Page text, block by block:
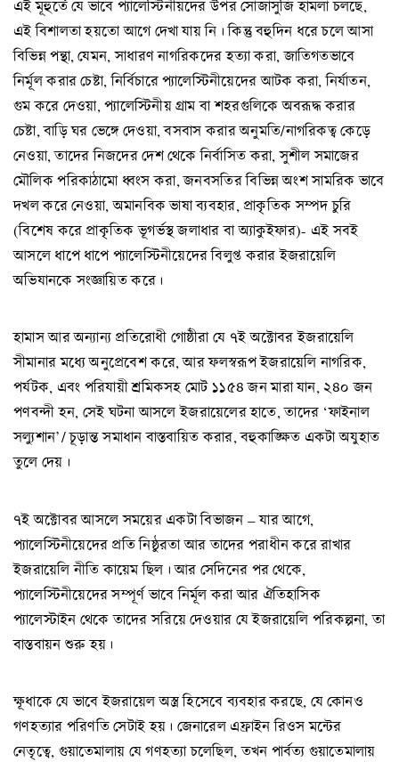
এই মূহুর্তে যে ভাবে প্যালেস্টিনীয়দের উপর সোজাসুজি হামলা চলছে,
এই বিশালতা হয়তো আগে দেখা যায় নি। কিন্তু বহুদিন ধরে চলে আসা
বিভিন্ন পন্থা, যেমন, সাধারণ নাগরিকদের হত্যা করা, জাতিগতভাবে
নির্মূল করার চেষ্টা, নির্বিচারে প্যালেস্টিনীয়েদের আটক করা, নির্যাতন,
গুম করে দেওয়া, প্যালেস্টিনীয় গ্রাম বা শহরগুলিকে অবরূদ্ধ করার
চেষ্টা, বাড়ি ঘর ভেঙ্গে দেওয়া, বসবাস করার অনুমতি/নাগরিকত্ব কেড়ে
নেওয়া, তাদের নিজদের দেশ থেকে নির্বাসিত করা, সুশীল সমাজের
মৌলিক পরিকাঠামো ধ্বংস করা, জনবসতির বিভিন্ন অংশ সামরিক ভাবে
দখল করে নেওয়া, অমানবিক ভাষা ব্যবহার, প্রাকৃতিক সম্পদ চুরি
(বিশেষ করে প্রাকৃতিক ভূগর্ভস্থ জলাধার বা অ্যাকুইফার)- এই সবই
আসলে ধাপে ধাপে প্যালেস্টিনীয়েদের বিলুপ্ত করার ইজরায়েলি
অভিযানকে সংজ্ঞায়িত করে।
হামাস আর অন্যান্য প্রতিরোধী গোষ্ঠীরা যে ৭ই অক্টোবর ইজরায়েলি
সীমানার মধ্যে অনুপ্রেবেশ করে, আর ফলস্বরূপ ইজরায়েলি নাগরিক,
পর্যটক, এবং পরিযায়ী শ্রমিকসহ মোট ১১৫৪ জন মারা যান, ২৪০ জন
পণবন্দী হন, সেই ঘটনা আসলে ইজরায়েলের হাতে, তাদের ‘ফাইনাল
সল্যুশান’/ চূড়ান্ত সমাধান বাস্তবায়িত করার, বহুকাঙ্ক্ষিত একটা অযুহাত
তুলে দেয়।
৭ই অক্টোবর আসলে সময়ের একটা বিভাজন – যার আগে,
প্যালেস্টিনীয়েদের প্রতি নিষ্ঠুরতা আর তাদের পরাধীন করে রাখার
ইজরায়েলি নীতি কায়েম ছিল। আর সেদিনের পর থেকে,
প্যালেস্টিনীয়েদের সম্পূর্ণ ভাবে নির্মূল করা আর ঐতিহাসিক
প্যালেস্টাইন থেকে তাদের সরিয়ে দেওয়ার যে ইজরায়েলি পরিকল্পনা, তা
বাস্তবায়ন শুরু হয়।
ক্ষূধাকে যে ভাবে ইজরায়েল অস্ত্র হিসেবে ব্যবহার করছে, যে কোনও
গণহত্যার পরিণতি সেটাই হয়। জেনারেল এফ্রাইন রিওস মন্টের
নেতৃত্বে, গুয়াতেমালায় যে গণহত্যা চলেছিল, তখন পার্বত্য গুয়াতেমালায়